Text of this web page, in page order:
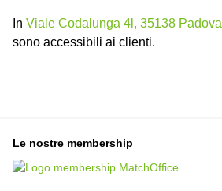
In Viale Codalunga 4l, 35138 Padova
sono accessibili ai clienti.
Le nostre membership